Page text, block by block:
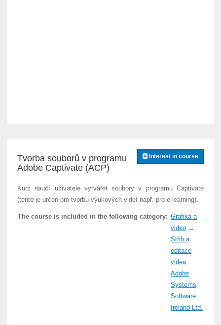
Interest in course
Tvorba souborů v programu
Adobe Captivate (ACP)
Kurz naučí uživatele vytvářet soubory v programu Captivate
(tento je určen pro tvorbu výukových videí např. pro e-learning).
The course is included in the following category: Grafika a
video →
Střih a
editace
videa
Adobe
Systems
Software
Ireland Ltd.